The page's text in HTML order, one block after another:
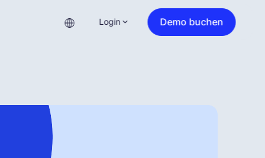
Login Demo buchen